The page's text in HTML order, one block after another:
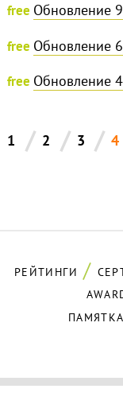
free Обновление
free Обновление
free Обновление
1 / 2 / 3 / 4
РЕЙТИНГИ